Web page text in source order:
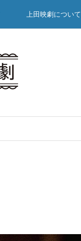
上田映劇について